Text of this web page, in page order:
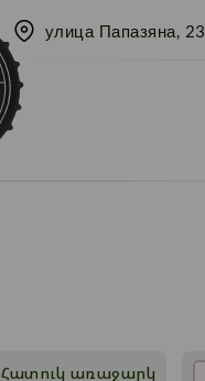
улица Папазяна, 23
Հատուկ առաջարկ